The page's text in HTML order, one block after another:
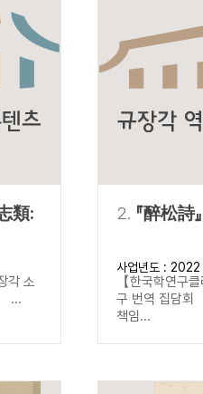
사용안내
사용 예
정조 AND 정약용
색
정조 OR 정약용 “정조” 또는 “정
자를 사용할 수 있습니다.
類:
소
...
2. 『醉松詩
사업년도 : 2022
【한국학연구
구 번역 집
책임...